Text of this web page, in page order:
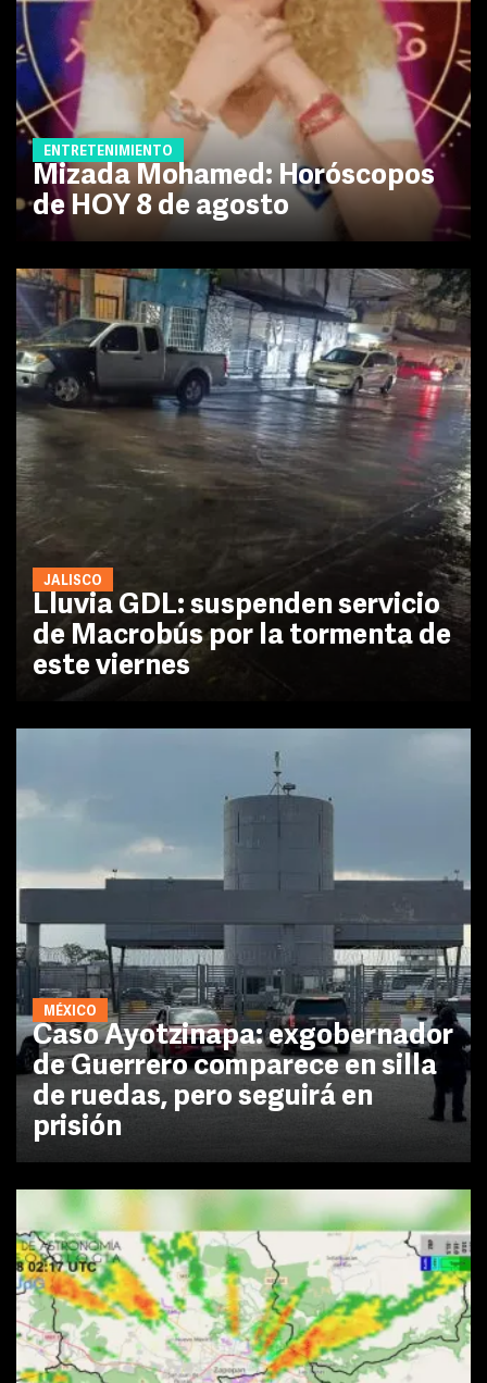
ENTRETENIMIENTO
Mizada Mohamed: Horóscopos
de HOY 8 de agosto
JALISCO
Lluvia GDL: suspenden servicio
de Macrobús por la tormenta de
este viernes
MÉXICO
Caso Ayotzinapa: exgobernador
de Guerrero comparece en silla
de ruedas, pero seguirá en
prisión